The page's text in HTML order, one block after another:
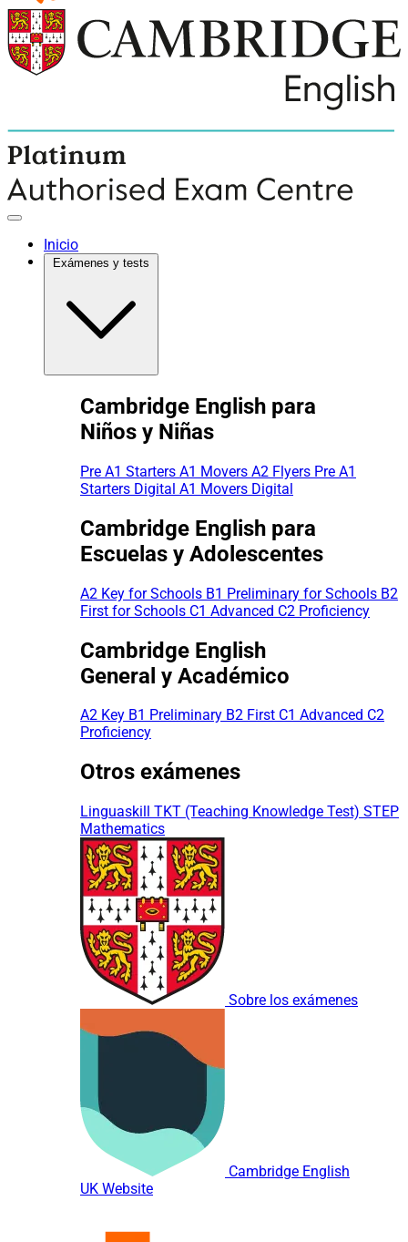
Inicio
Cambridge English para
Niños y Niñas
Pre A1 Starters A1 Movers A2 Flyers Pre A1
Starters Digital A1 Movers Digital
Cambridge English para
Escuelas y Adolescentes
A2 Key for Schools B1 Preliminary for Schools B2
First for Schools C1 Advanced C2 Proficiency
Cambridge English
General y Académico
A2 Key B1 Preliminary B2 First C1 Advanced C2
Proficiency
Otros exámenes
Linguaskill TKT (Teaching Knowledge Test) STEP
Mathematics
Sobre los exámenes
Cambridge English
UK Website